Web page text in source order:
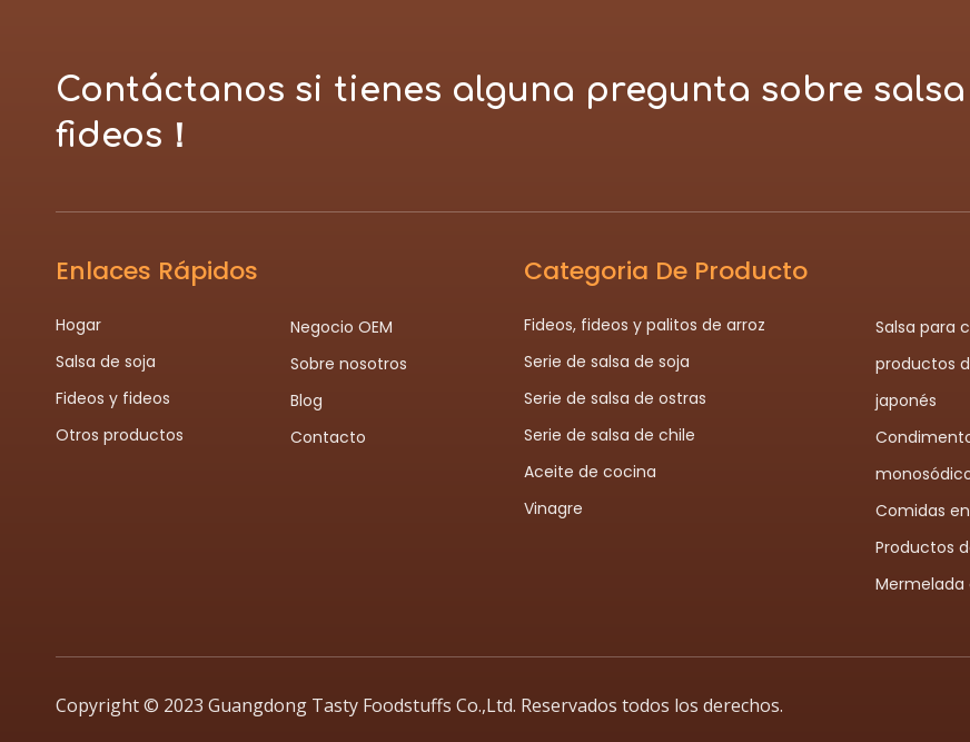
Contáctanos si tienes alguna pregunta sobre salsa
fideos！
Enlaces Rápidos
Hogar
Salsa de soja
Fideos y fideos
Otros productos
Negocio OEM
Sobre nosotros
Blog
Contacto
Categoria De Producto
Fideos, fideos y palitos de arroz
Serie de salsa de soja
Serie de salsa de ostras
Serie de salsa de chile
Aceite de cocina
Vinagre
Salsa para
productos
japonés
Comidas
Productos
Copyright © 2023 Guangdong Tasty Foodstuffs Co.,Ltd. Reservados todos los derechos.